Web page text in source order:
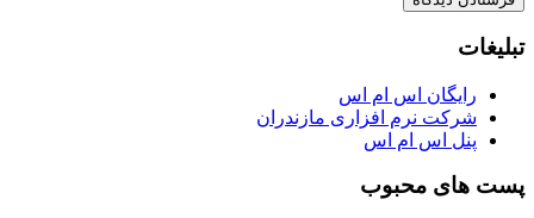
تبلیغات
رایگان اس ام اس
شرکت نرم افزاری مازندران
پنل اس ام اس
پست های محبوب